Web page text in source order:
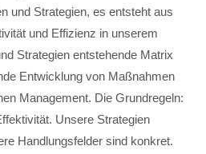
und Strategien, es entsteht aus
und Effizienz in unserem
Strategien entstehende Matrix
Entwicklung von Maßnahmen
Management. Die Grundregeln:
Unsere Strategien
Handlungsfelder sind konkret.